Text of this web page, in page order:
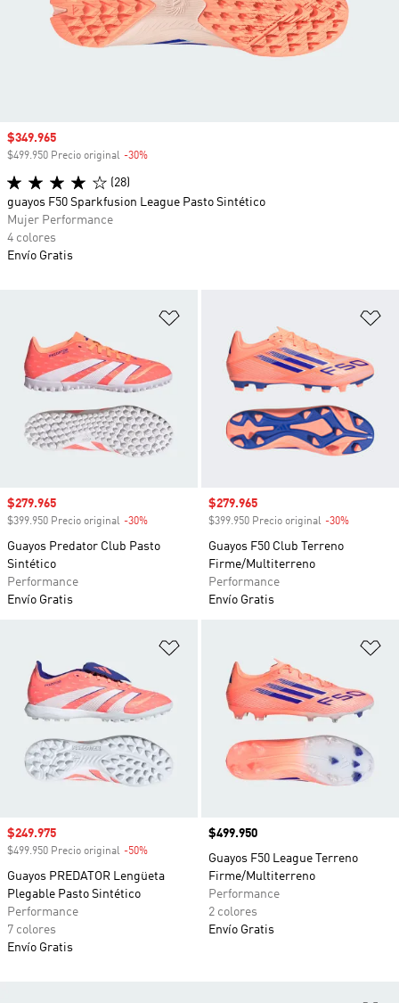
Precio de venta
$279.965
$399.950 Precio original -30%
Guayos Predator Club Pasto
Sintético
Performance
Envío Gratis
Precio de venta
$279.965
$399.950 Precio original -30%
Guayos F50 Club Terreno
Firme/Multiterreno
Performance
Envío Gratis
Precio de venta
$249.975
$499.950 Precio original -50%
Guayos PREDATOR Lengüeta
Plegable Pasto Sintético
Performance
7 colores
Envío Gratis
Precio
$499.950
Guayos F50 League Terreno
Firme/Multiterreno
Performance
2 colores
Envío Gratis
Precio de venta
$349.965
$499.950 Precio original -30%
(28)
guayos F50 Sparkfusion League Pasto Sintético
Mujer Performance
4 colores
Envío Gratis